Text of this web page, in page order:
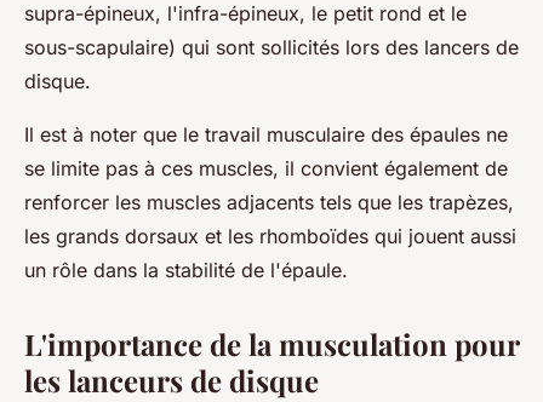
supra-épineux, l'infra-épineux, le petit rond et le
sous-scapulaire) qui sont sollicités lors des lancers de
disque.
Il est à noter que le travail musculaire des épaules ne
se limite pas à ces muscles, il convient également de
renforcer les muscles adjacents tels que les trapèzes,
les grands dorsaux et les rhomboïdes qui jouent aussi
un rôle dans la stabilité de l'épaule.
L'importance de la musculation pour
les lanceurs de disque